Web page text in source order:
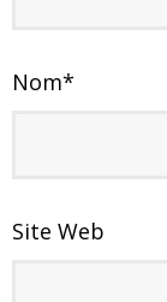
Nom*
Site Web